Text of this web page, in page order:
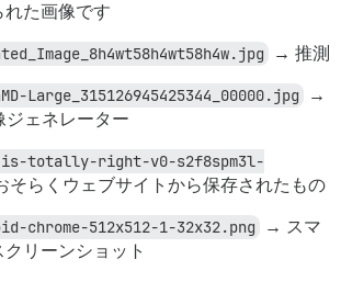
た画像です
→ 推測
Large_315126945425344_00000.jpg
→
ジェネレーター
totally-right-v0-s2f8spm3l-
そらくウェブサイトから保存されたもの
chrome-512x512-1-32x32.png
→ スマ
リーンショット